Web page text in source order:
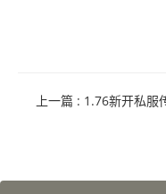
上一篇 : 1.76新开私服